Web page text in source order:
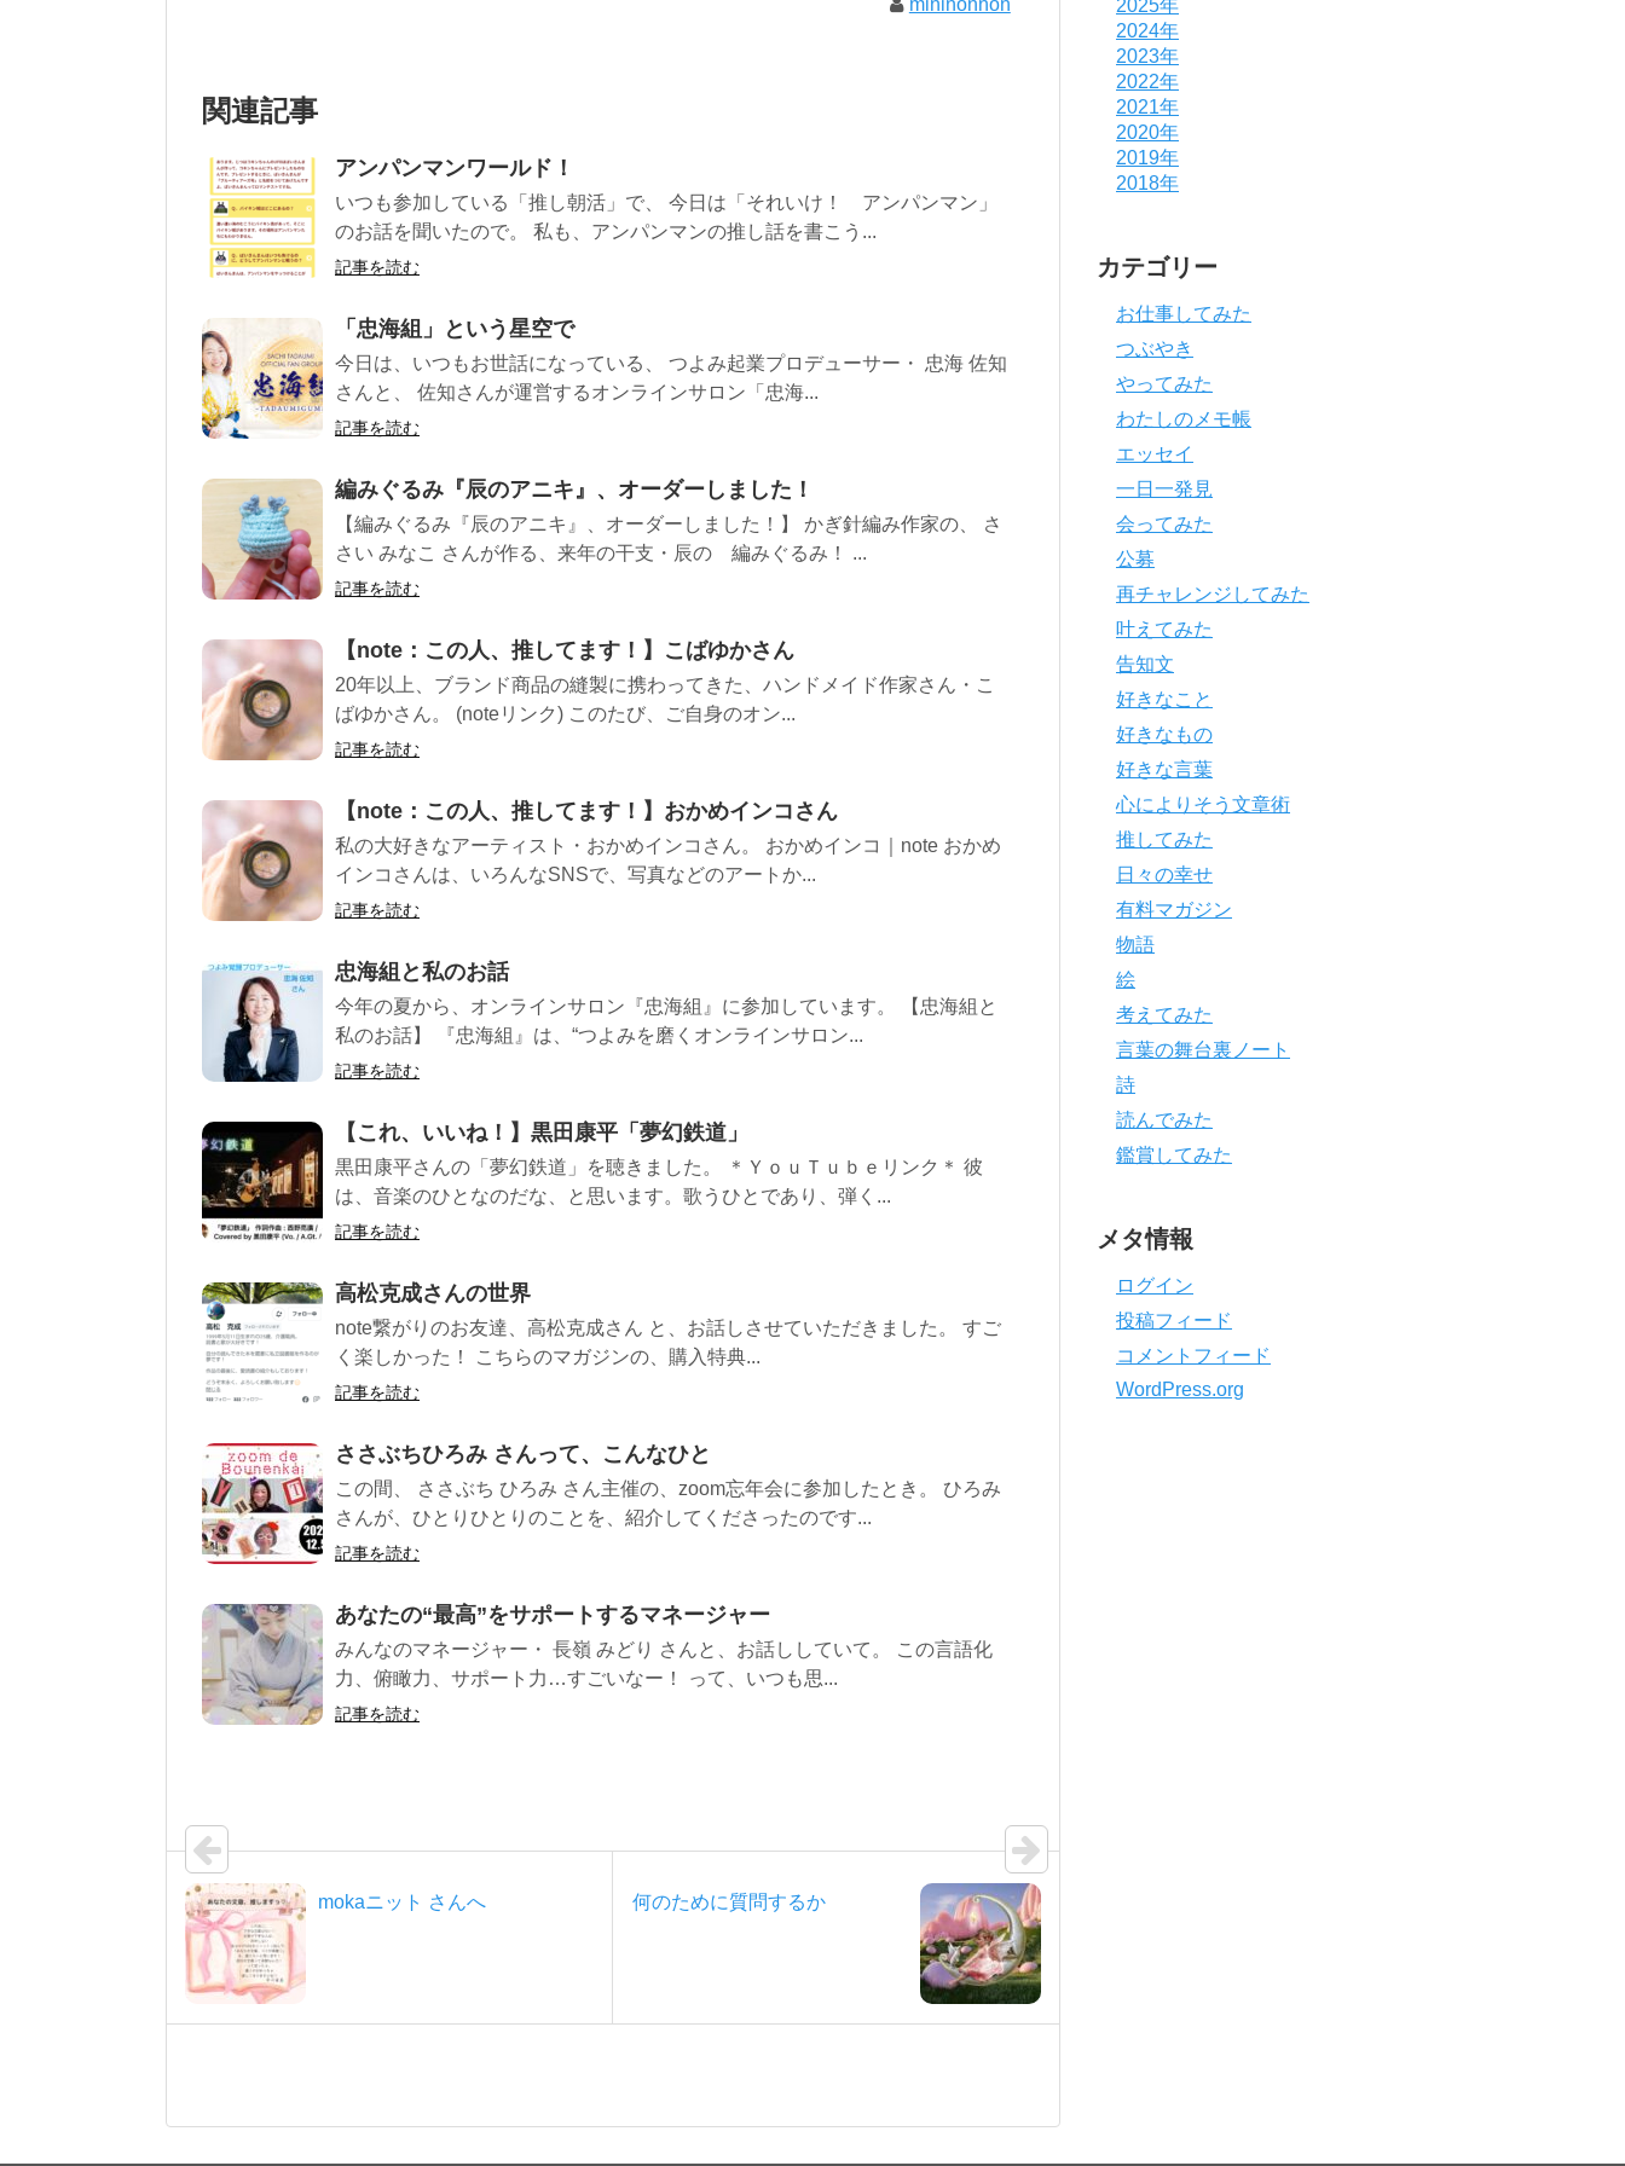
mininonnon
関連記事
アンパンマンワールド！
いつも参加している「推し朝活」で、 今日は「それいけ！ アンパンマン」
のお話を聞いたので。 私も、アンパンマンの推し話を書こう...
記事を読む
「忠海組」という星空で
今日は、いつもお世話になっている、 つよみ起業プロデューサー・ 忠海 佐知
さんと、 佐知さんが運営するオンラインサロン「忠海...
記事を読む
編みぐるみ『辰のアニキ』、オーダーしました！
【編みぐるみ『辰のアニキ』、オーダーしました！】 かぎ針編み作家の、 さ
さい みなこ さんが作る、来年の干支・辰の゙編みぐるみ！ ...
記事を読む
【note：この人、推してます！】こばゆかさん
20年以上、ブランド商品の縫製に携わってきた、ハンドメイド作家さん・こ
ばゆかさん。 (noteリンク) このたび、ご自身のオン...
記事を読む
【note：この人、推してます！】おかめインコさん
私の大好きなアーティスト・おかめインコさん。 おかめインコ｜note おかめ
インコさんは、いろんなSNSで、写真などのアートか...
記事を読む
忠海組と私のお話
今年の夏から、オンラインサロン『忠海組』に参加しています。 【忠海組と
私のお話】 『忠海組』は、“つよみを磨くオンラインサロン...
記事を読む
【これ、いいね！】黒田康平「夢幻鉄道」
黒田康平さんの「夢幻鉄道」を聴きました。 ＊ＹｏｕＴｕｂｅリンク＊ 彼
は、音楽のひとなのだな、と思います。歌うひとであり、弾く...
記事を読む
高松克成さんの世界
note繋がりのお友達、高松克成さん と、お話しさせていただきました。 すご
く楽しかった！ こちらのマガジンの、購入特典...
記事を読む
ささぶちひろみ さんって、こんなひと
この間、 ささぶち ひろみ さん主催の、zoom忘年会に参加したとき。 ひろみ
さんが、ひとりひとりのことを、紹介してくださったのです...
記事を読む
あなたの“最高”をサポートするマネージャー
みんなのマネージャー・ 長嶺 みどり さんと、お話ししていて。 この言語化
力、俯瞰力、サポート力…すごいなー！ って、いつも思...
記事を読む
mokaニット さんへ 何のために質問するか
2025年
2024年
2023年
2022年
2021年
2020年
2019年
2018年
カテゴリー
お仕事してみた
つぶやき
やってみた
わたしのメモ帳
エッセイ
一日一発見
会ってみた
公募
再チャレンジしてみた
叶えてみた
告知文
好きなこと
好きなもの
好きな言葉
心によりそう文章術
推してみた
日々の幸せ
有料マガジン
物語
絵
考えてみた
言葉の舞台裏ノート
詩
読んでみた
鑑賞してみた
メタ情報
ログイン
投稿フィード
コメントフィード
WordPress.org